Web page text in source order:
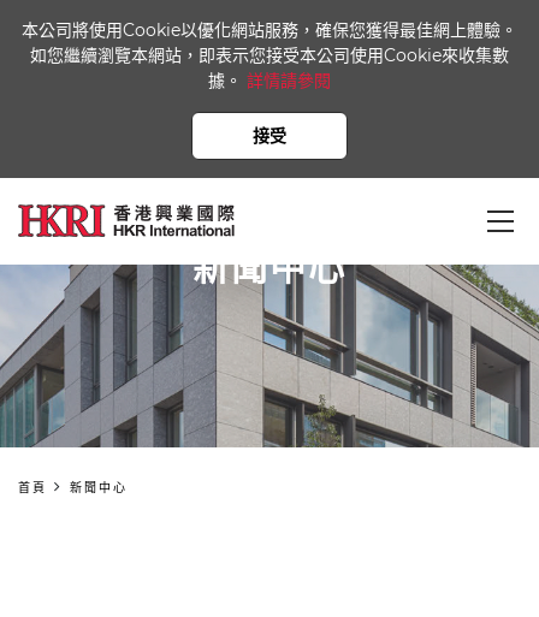
本公司將使用Cookie以優化網站服務，確保您獲得最佳網上體驗。
如您繼續瀏覽本網站，即表示您接受本公司使用Cookie來收集數
據。 詳情請參閱
接受
新聞中心
首頁 新聞中心